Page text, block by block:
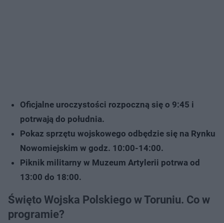
Oficjalne uroczystości rozpoczną się o 9:45 i
potrwają do południa.
Pokaz sprzętu wojskowego odbędzie się na Rynku
Nowomiejskim w godz. 10:00-14:00.
Piknik militarny w Muzeum Artylerii potrwa od
13:00 do 18:00.
Święto Wojska Polskiego w Toruniu. Co w
programie?